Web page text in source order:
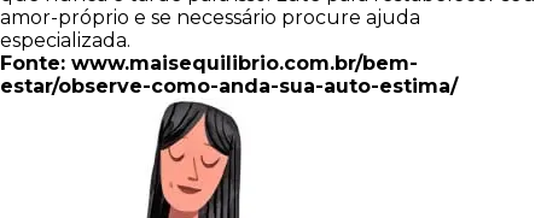
amor-próprio e se necessário procure ajuda
especializada.
Fonte: www.maisequilibrio.com.br/bem-
estar/observe-como-anda-sua-auto-estima/